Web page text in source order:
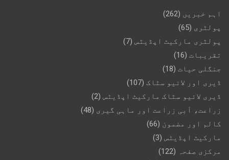
اہم خبریں (262)
پولٹری (65)
پولٹری مارکیٹ اپڈیٹس (7)
تقریبات (16)
جنگلی حیات (18)
ڈیری اور لائیو سٹاک (107)
ڈیری لائیو سٹاک مارکیٹ اپڈیٹس (2)
زراعت، آبی زراعت اور ماہی گیری (48)
کالم اور مضمون (66)
مارکیٹ اپڈیٹس (3)
مرکزی صفحہ (122)